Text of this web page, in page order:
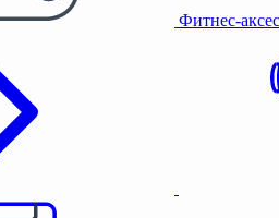
Фитнес-